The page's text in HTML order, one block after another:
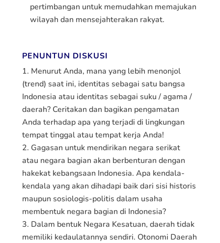
pertimbangan untuk memudahkan memajukan
wilayah dan mensejahterakan rakyat.
PENUNTUN DISKUSI
Menurut Anda, mana yang lebih menonjol
(trend) saat ini, identitas sebagai satu bangsa
Indonesia atau identitas sebagai suku / agama /
daerah? Ceritakan dan bagikan pengamatan
Anda terhadap apa yang terjadi di lingkungan
tempat tinggal atau tempat kerja Anda!
Gagasan untuk mendirikan negara serikat
atau negara bagian akan berbenturan dengan
hakekat kebangsaan Indonesia. Apa kendala-
kendala yang akan dihadapi baik dari sisi historis
maupun sosiologis-politis dalam usaha
membentuk negara bagian di Indonesia?
Dalam bentuk Negara Kesatuan, daerah tidak
memiliki kedaulatannya sendiri. Otonomi Daerah